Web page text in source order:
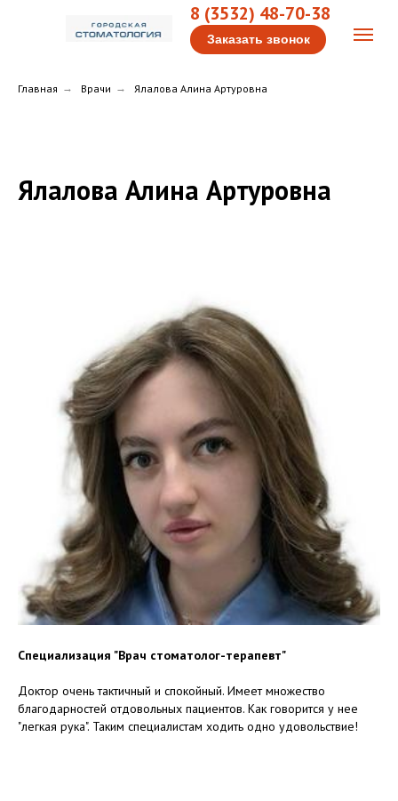
8 (3532) 48-70-38
Заказать звонок
Главная → Врачи → Ялалова Алина Артуровна
Ялалова Алина Артуровна
Специализация "Врач стоматолог-терапевт"
Доктор очень тактичный и спокойный. Имеет множество
благодарностей отдовольных пациентов. Как говорится у нее
"легкая рука". Таким специалистам ходить одно удовольствие!